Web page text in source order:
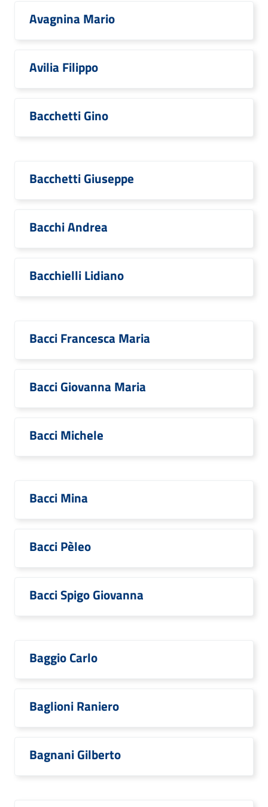
Avagnina Mario
Avilia Filippo
Bacchetti Gino
Bacchetti Giuseppe
Bacchi Andrea
Bacchielli Lidiano
Bacci Francesca Maria
Bacci Giovanna Maria
Bacci Michele
Bacci Mina
Bacci Pèleo
Bacci Spigo Giovanna
Baggio Carlo
Baglioni Raniero
Bagnani Gilberto